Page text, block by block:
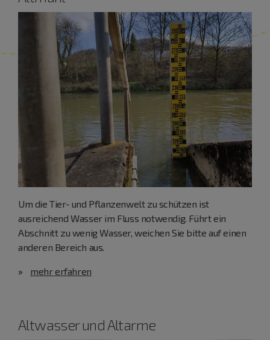
Um die Tier- und Pflanzenwelt zu schützen ist
ausreichend Wasser im Fluss notwendig. Führt ein
Abschnitt zu wenig Wasser, weichen Sie bitte auf einen
anderen Bereich aus.
mehr erfahren
Altwasser und Altarme